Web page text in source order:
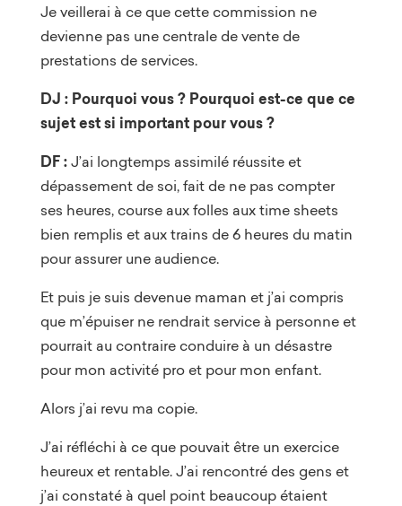
Je veillerai à ce que cette commission ne
devienne pas une centrale de vente de
prestations de services.
DJ : Pourquoi vous ? Pourquoi est-ce que ce
sujet est si important pour vous ?
DF :J’ai longtemps assimilé réussite et
dépassement de soi, fait de ne pas compter
ses heures, course aux folles aux time sheets
bien remplis et aux trains de 6 heures du matin
pour assurer une audience.
Et puis je suis devenue maman et j’ai compris
que m’épuiser ne rendrait service à personne et
pourrait au contraire conduire à un désastre
pour mon activité pro et pour mon enfant.
Alors j’ai revu ma copie.
J’ai réfléchi à ce que pouvait être un exercice
heureux et rentable. J’ai rencontré des gens et
j’ai constaté à quel point beaucoup étaient